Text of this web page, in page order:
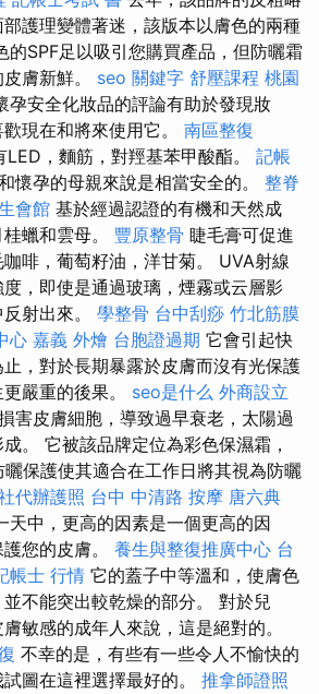
護理變體著迷，該版本以膚色的兩種
的SPF足以吸引您購買產品，但防曬霜
膚新鮮。 seo 關鍵字 舒壓課程 桃園
孕安全化妝品的評論有助於發現妝
現在和將來使用它。 南區整復
，麵筋，對羥基苯甲酸酯。 記帳
懷孕的母親來說是相當安全的。 整脊
會館 基於經過認證的有機和天然成
蠟和雲母。 豐原整骨 睫毛膏可促進
啡，葡萄籽油，洋甘菊。 UVA射線
，即使是通過玻璃，煙霧或云層影
射出來。 學整骨 台中刮痧 竹北筋膜
心 嘉義 外燴 台胞證過期 它會引起快
，對於長期暴露於皮膚而沒有光保護
嚴重的後果。 seo是什么 外商設立
害皮膚細胞，導致過早衰老，太陽過
。 它被該品牌定位為彩色保濕霜，
保護使其適合在工作日將其視為防曬
代辦護照 台中 中清路 按摩 唐六典
天中，更高的因素是一個更高的因
您的皮膚。 養生與整復推廣中心 台
帳士 行情 它的蓋子中等溫和，使膚色
不能突出較乾燥的部分。 對於兒
敏感的成年人來說，這是絕對的。
不幸的是，有些有一些令人不愉快的
圖在這裡選擇最好的。 推拿師證照